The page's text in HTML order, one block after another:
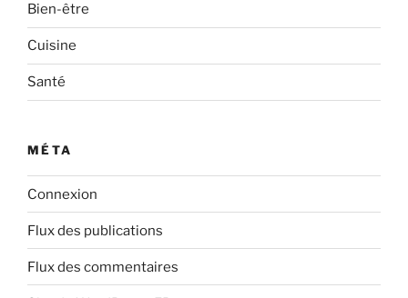
Bien-être
Cuisine
Santé
MÉTA
Connexion
Flux des publications
Flux des commentaires